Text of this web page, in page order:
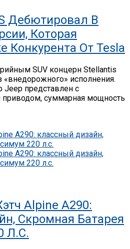
Дебютировал В
Которая
Конкурента От Tesla
SUV концерн Stellantis
«внедорожного» исполнения.
представлен с
суммарная мощность
Alpine A290:
Скромная Батарея
Л.с.